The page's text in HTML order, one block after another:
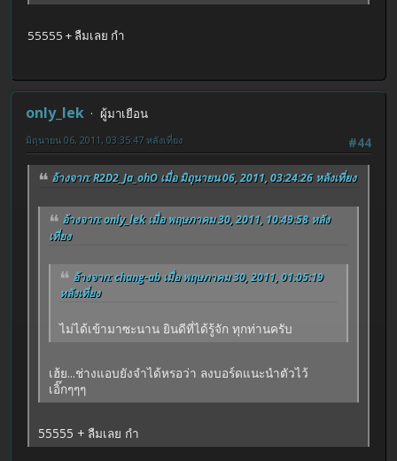
55555 + ลืมเลย กำ
only_lek
ผู้มาเยือน
#44
มิถุนายน 06, 2011, 03:35:47 หลังเที่ยง
อ้างจาก: R2D2_Ja_ohO เมื่อ มิถุนายน 06, 2011, 03:24:26 หลังเที่ยง
อ้างจาก: only_lek เมื่อ พฤษภาคม 30, 2011, 10:49:58 หลัง
เที่ยง
อ้างจาก: chang-ab เมื่อ พฤษภาคม 30, 2011, 01:05:19
หลังเที่ยง
ไม่ได้เข้ามาซะนาน ยินดีที่ได้รู้จัก ทุกท่านครับ
เฮ้ย...ช่างแอบยังจำได้หรอว่า ลงบอร์ดแนะนำตัวไว้
เอิ๊กๆๆๆ
55555 + ลืมเลย กำ